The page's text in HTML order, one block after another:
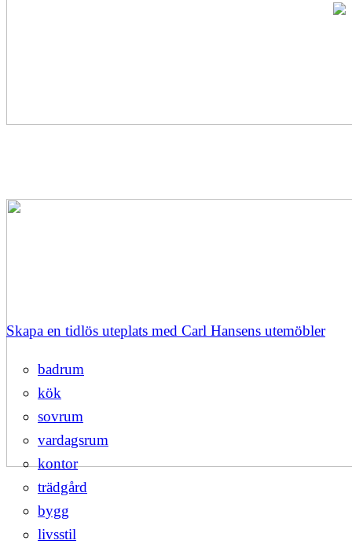
Skapa en tidlös uteplats med Carl Hansens utemöbler
badrum
kök
sovrum
vardagsrum
kontor
trädgård
bygg
livsstil